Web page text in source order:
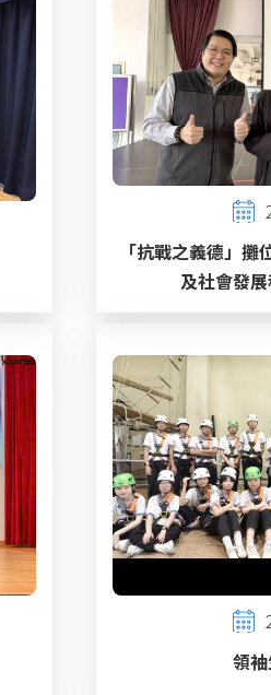
「抗戰之義德」
及社會發展
領